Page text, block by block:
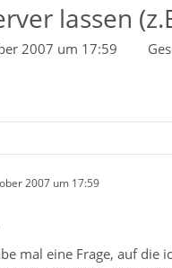
lassen
2007 um 17:59
2007 um 17:59
mal eine Frage, auf die